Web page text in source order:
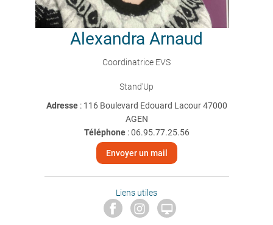
Alexandra Arnaud
Coordinatrice EVS
Stand'Up
Adresse : 116 Boulevard Edouard Lacour 47000
AGEN
Téléphone:06.95.77.25.56
Envoyer un mail
Liens utiles
